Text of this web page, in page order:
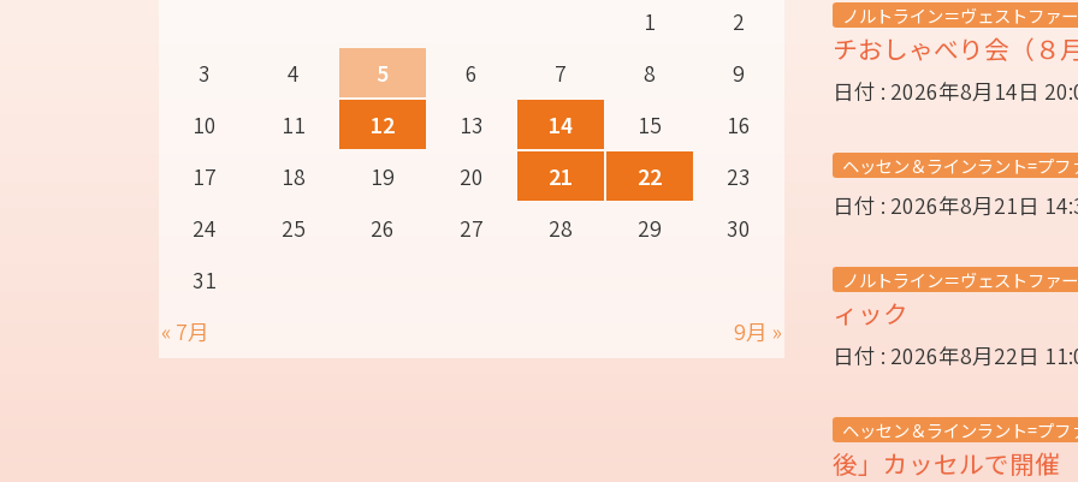
1
2
3
4 5 6 7 8
9
10
11 12 13 14 15
16
17
18 19 20 21 22
23
24
25 26 27 28 29
30
31
« 7月
9月 »
ノルトライン＝ヴェストファ
チおしゃべり会（８
日付 : 2026年8月14日
ヘッセン＆ラインラント=プフ
日付 : 2026年8月21日
ノルトライン＝ヴェストファ
ィック
日付 : 2026年8月22日
ヘッセン＆ラインラント=プフ
後」カッセルで開